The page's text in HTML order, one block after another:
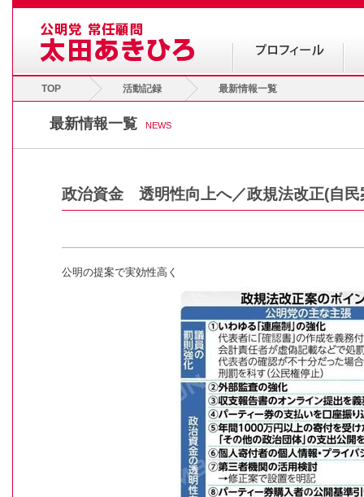
TOP 活動記録 最新情報一覧
最新情報一覧 NEWS
政治資金 透明性向上へ／政規法改正(自民
公明の提案で実効性高く